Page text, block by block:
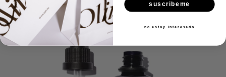
suscribeme
no estoy interesado